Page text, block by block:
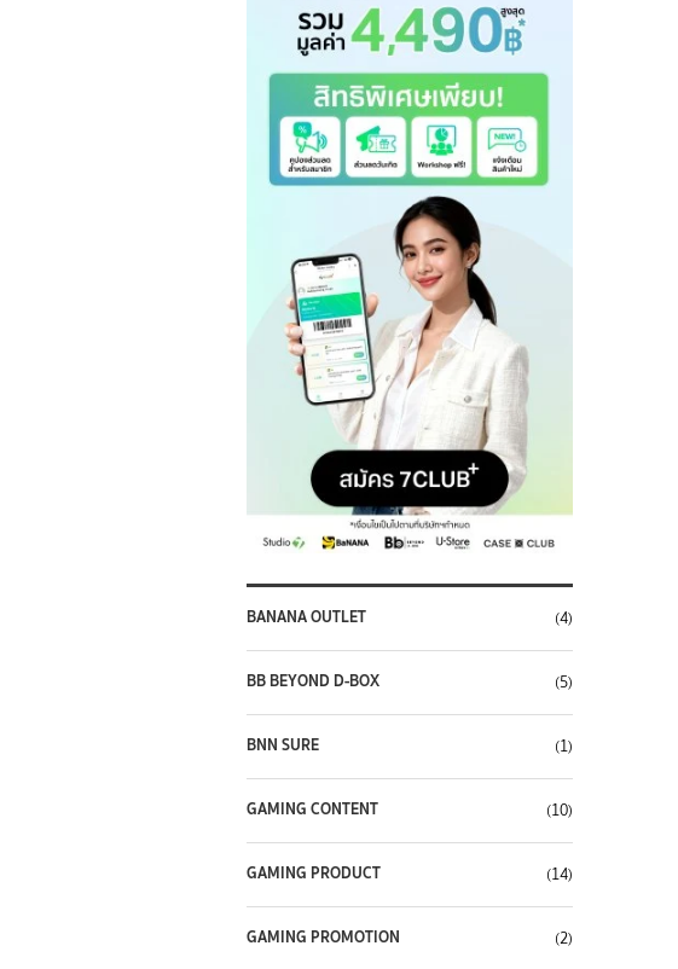
BANANA OUTLET (4)
BB BEYOND D-BOX (5)
BNN SURE (1)
GAMING CONTENT (10)
GAMING PRODUCT (14)
GAMING PROMOTION (2)